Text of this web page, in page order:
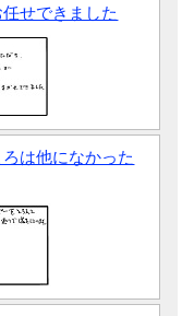
せできました
は他になかった